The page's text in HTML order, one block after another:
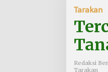
Tarakan
Redaksi
Tarakan